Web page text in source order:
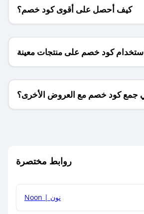
كيف أحصل على أقوى كود خصم؟
كود خصم على منتجات معينة
فقط؟
جمع كود خصم مع العروض الأخرى؟
روابط مختصرة
Noon | نون